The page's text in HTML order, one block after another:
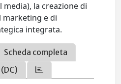
media), la creazione di
marketing e di
integrata.
Scheda completa